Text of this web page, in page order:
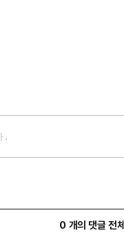
0 개의 댓글 전